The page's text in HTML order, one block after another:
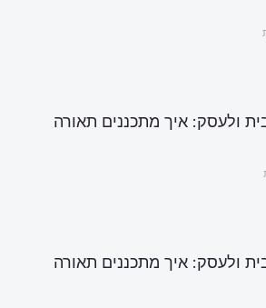
ולעסק: איך מתכננים תאורה
ולעסק: איך מתכננים תאורה